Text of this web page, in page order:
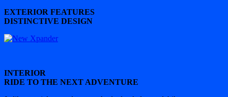
EXTERIOR FEATURES
DISTINCTIVE DESIGN
INTERIOR
RIDE TO THE NEXT ADVENTURE